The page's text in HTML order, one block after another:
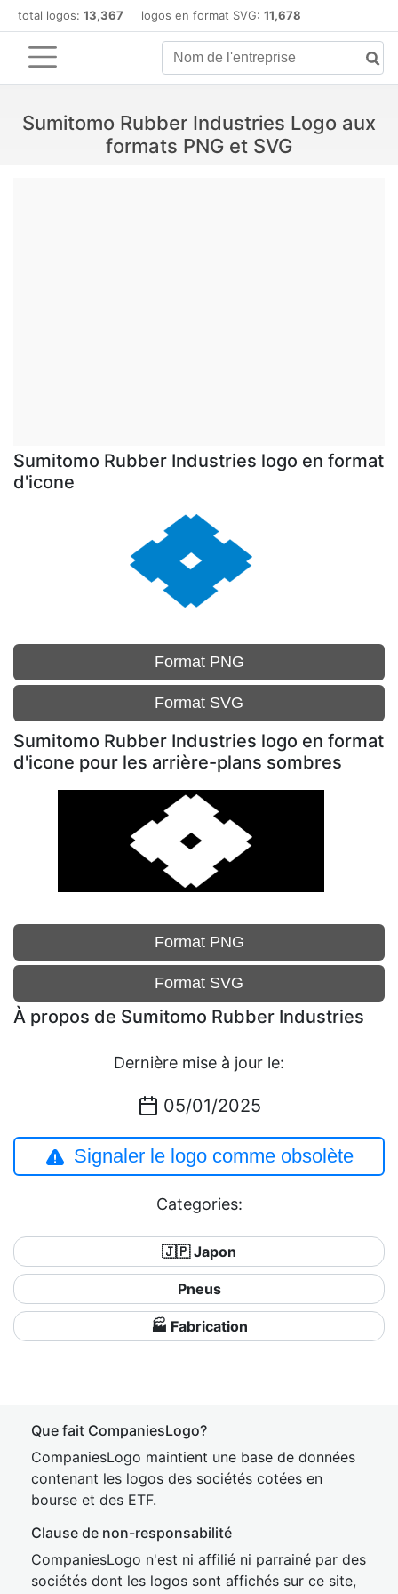
total logos: 13,367 logos en format SVG: 11,678
Sumitomo Rubber Industries Logo aux
formats PNG et SVG
Sumitomo Rubber Industries logo en format
d'icone
Format PNG
Format SVG
Sumitomo Rubber Industries logo en format
d'icone pour les arrière-plans sombres
Format PNG
Format SVG
À propos de Sumitomo Rubber Industries
Dernière mise à jour le:
05/01/2025
Signaler le logo comme obsolète
Categories:
🇯🇵 Japon
Pneus
🏭 Fabrication
Que fait CompaniesLogo?
CompaniesLogo maintient une base de données
contenant les logos des sociétés cotées en
bourse et des ETF.
Clause de non-responsabilité
CompaniesLogo n'est ni affilié ni parrainé par des
sociétés dont les logos sont affichés sur ce site,